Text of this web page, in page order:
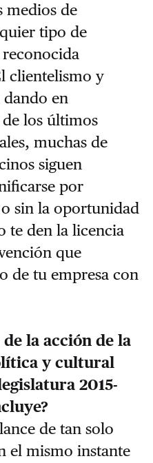
medios de
tipo de
clientelismo y
dando en
los últimos
muchas de
siguen
por
sin la oportunidad
te den la licencia
que
de tu empresa con
de la acción de la
y cultural
2015-
de tan solo
el mismo instante